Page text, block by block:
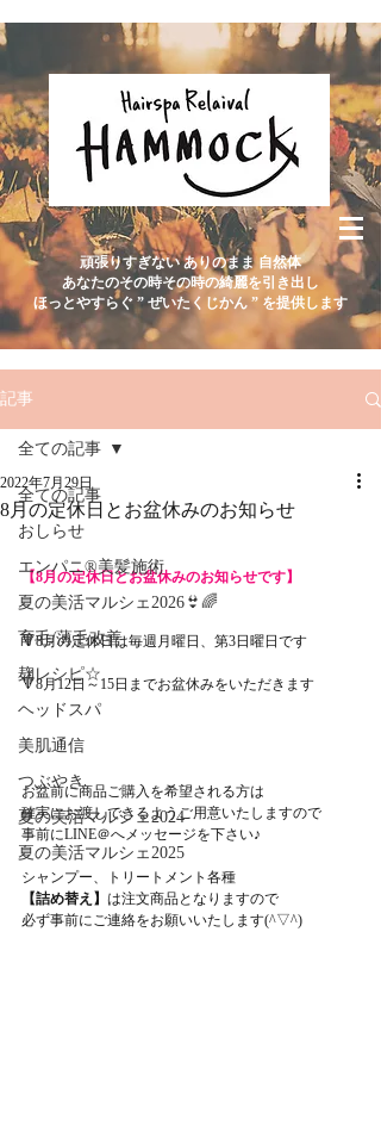
頑張りすぎない ありのまま 自然体
あなたのその時その時の綺麗を引き出し
ほっとやすらぐ ” ぜいたくじかん ” を提供します
記事
全ての記事
おしらせ
エンパニ®美髪施術
夏の美活マルシェ2026👙🌈
育毛/薄毛改善
麹レシピ☆
ヘッドスパ
美肌通信
つぶやき
夏の美活マルシェ2024
夏の美活マルシェ2025
全ての記事
8月の定休日とお盆休みのお知らせ
2022年7月29日
【8月の定休日とお盆休みのお知らせです】
🔻8月の定休日は毎週月曜日、第3日曜日です
🔻8月12日～15日までお盆休みをいただきます
お盆前に商品ご購入を希望される方は
確実にお渡しできるようご用意いたしますので
事前にLINE＠へメッセージを下さい♪
シャンプー、トリートメント各種
【詰め替え】 は注文商品となりますので
必ず事前にご連絡をお願いいたします(^▽^)